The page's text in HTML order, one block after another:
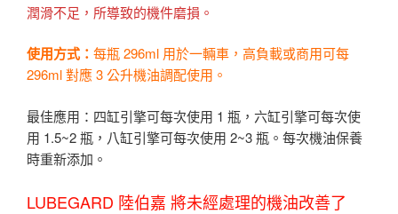
潤滑不足，所導致的機件磨損。
使用方式： 每瓶 296ml 用於一輛車，高負載或商用可每
296ml 對應 3 公升機油調配使用。
最佳應用：四缸引擎可每次使用 1 瓶，六缸引擎可每次使
用 1.5~2 瓶，八缸引擎可每次使用 2~3 瓶。每次機油保養
時重新添加。
LUBEGARD 陸伯嘉 將未經處理的機油改善了